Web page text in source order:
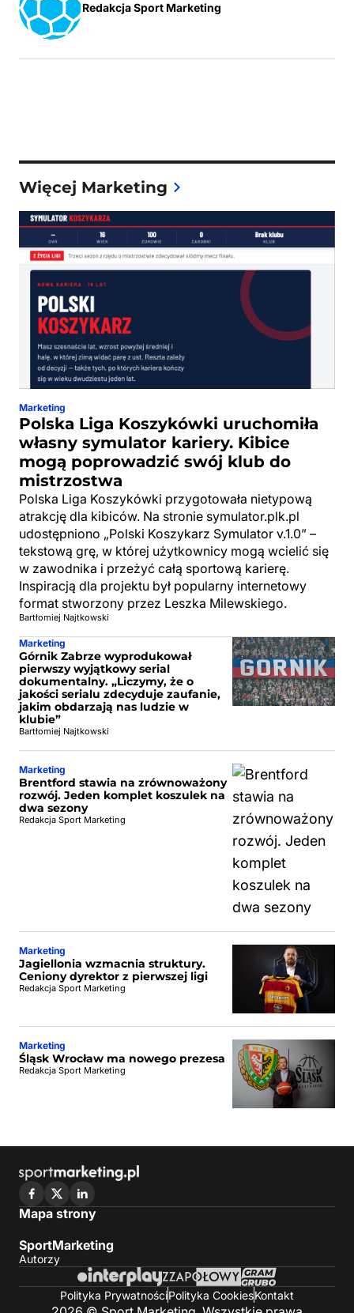
Redakcja Sport Marketing
Więcej Marketing
Marketing
Polska Liga Koszykówki uruchomiła
własny symulator kariery. Kibice
mogą poprowadzić swój klub do
mistrzostwa
Polska Liga Koszykówki przygotowała nietypową
atrakcję dla kibiców. Na stronie symulator.plk.pl
udostępniono „Polski Koszykarz Symulator v.1.0” –
tekstową grę, w której użytkownicy mogą wcielić się
w zawodnika i przeżyć całą sportową karierę.
Inspiracją dla projektu był popularny internetowy
format stworzony przez Leszka Milewskiego.
Bartłomiej Najtkowski
Marketing
Górnik Zabrze wyprodukował
pierwszy wyjątkowy serial
dokumentalny. „Liczymy, że o
jakości serialu zdecyduje zaufanie,
jakim obdarzają nas ludzie w
klubie”
Bartłomiej Najtkowski
Marketing
Brentford stawia na zrównoważony
rozwój. Jeden komplet koszulek na
dwa sezony
Redakcja Sport Marketing
Marketing
Jagiellonia wzmacnia struktury.
Ceniony dyrektor z pierwszej ligi
Redakcja Sport Marketing
Marketing
Śląsk Wrocław ma nowego prezesa
Redakcja Sport Marketing
Mapa strony
SportMarketing
Autorzy
Polityka PrywatnościPolityka CookiesKontakt